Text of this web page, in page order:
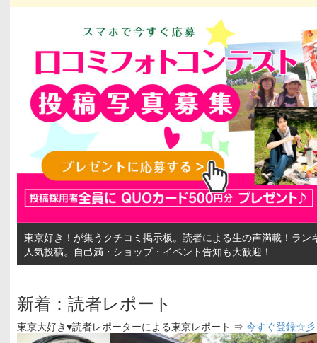
東京好き！が集うクチコミ掲示板。読者による生の声満載！ラン
人気投稿。自己満・ショップ・イベント告知も大歓迎！
新着：読者レポート
東京大好き♥読者レポーターによる東京レポート ⇒今すぐ登録☆彡